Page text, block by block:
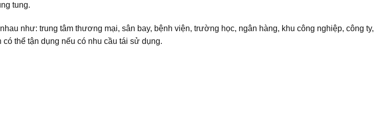
tung.
như: trung tâm thương mại, sân bay, bệnh viện, trường học, ngân hàng, khu công nghiệp, công ty,
thể tận dụng nếu có nhu cầu tái sử dụng.